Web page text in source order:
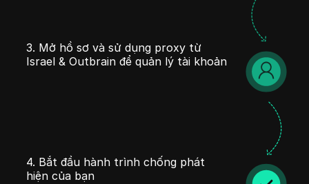
3. Mở hồ sơ và sử dụng proxy từ
Israel & Outbrain để quản lý tài khoản
4. Bắt đầu hành trình chống phát
hiện của bạn